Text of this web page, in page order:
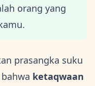
orang yang
prasangka suku
ketaqwaan